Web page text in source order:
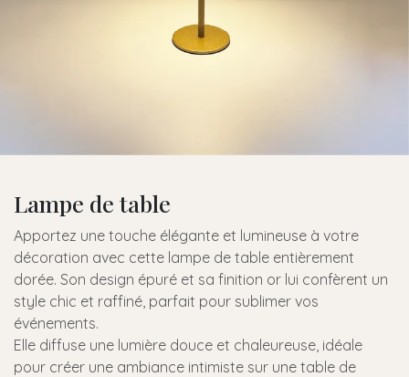
Lampe de table
Apportez une touche élégante et lumineuse à votre
décoration avec cette lampe de table entièrement
dorée. Son design épuré et sa finition or lui confèrent un
style chic et raffiné, parfait pour sublimer vos
événements.
Elle diffuse une lumière douce et chaleureuse, idéale
pour créer une ambiance intimiste sur une table de